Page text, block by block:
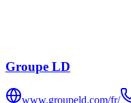
Groupe LD
www.groupeld.com/fr/